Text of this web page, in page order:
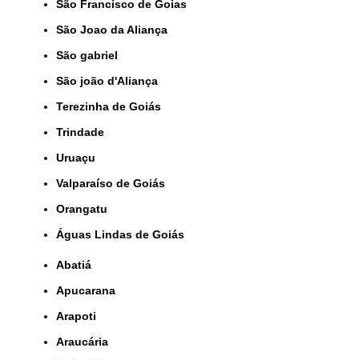
São Francisco de Goias
São Joao da Aliança
São gabriel
São joão d'Aliança
Terezinha de Goiás
Trindade
Uruaçu
Valparaíso de Goiás
orangatu
Águas Lindas de Goiás
Abatiá
Apucarana
Arapoti
Araucária